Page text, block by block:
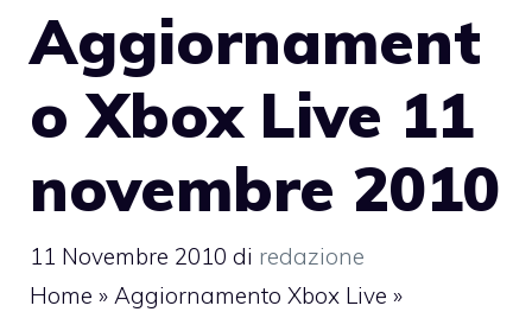
Aggiornament
o Xbox Live 11
novembre 2010
11 Novembre 2010 di redazione
Home » Aggiornamento Xbox Live »